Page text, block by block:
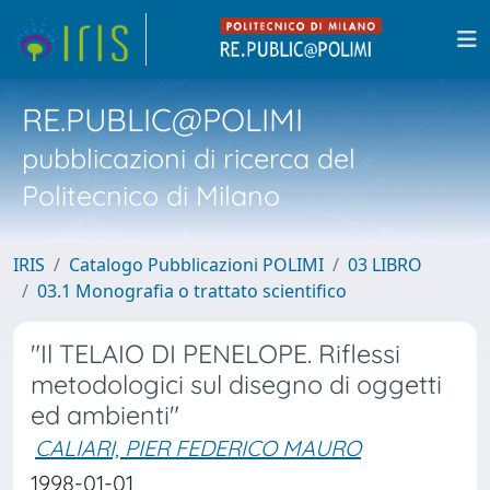
RE.PUBLIC@POLIMI
pubblicazioni di ricerca del
Politecnico di Milano
IRIS Catalogo Pubblicazioni POLIMI
03 LIBRO
03.1 Monografia o trattato scientifico
"Il TELAIO DI PENELOPE. Riflessi
metodologici sul disegno di oggetti
ed ambienti"
CALIARI, PIER FEDERICO MAURO
1998-01-01